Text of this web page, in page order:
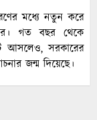
মধ্যে নতুন করে
গত বছর থেকে
আসলেও, সরকারের
জন্ম দিয়েছে।